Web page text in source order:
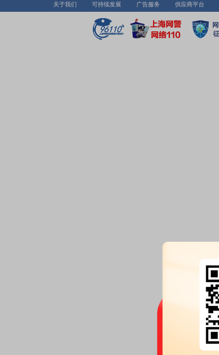
关于我们 可持续发展 广告服务 供应商平台